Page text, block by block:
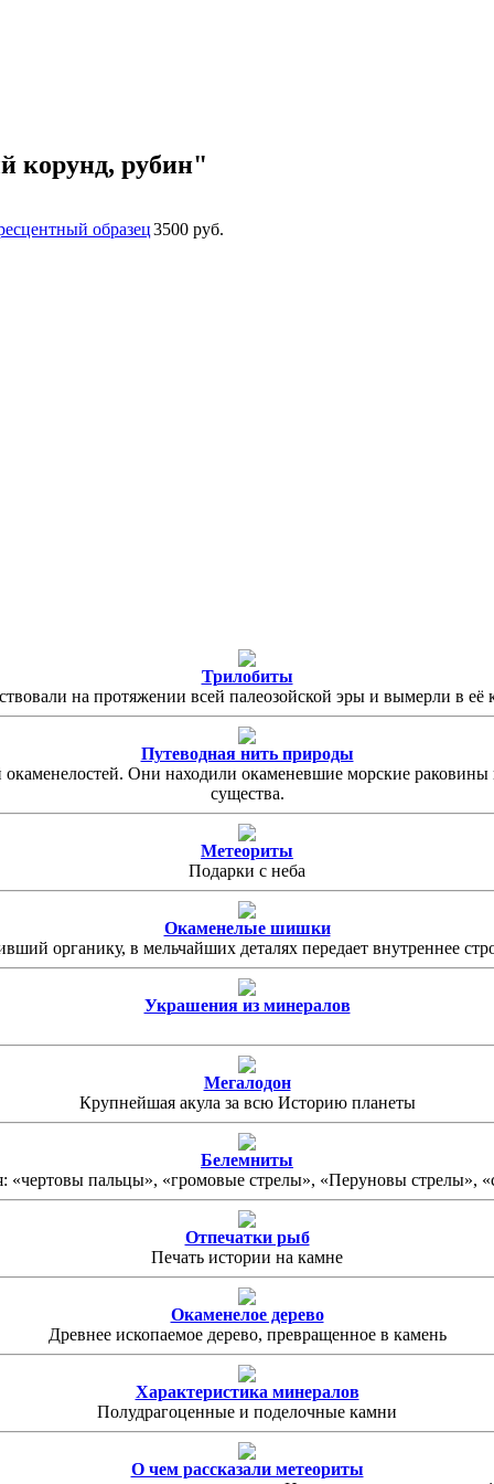
корунд, рубин"
образец3500 руб.
Трилобиты
на протяжении всей палеозойской эры и вымерли в её
Путеводная нить природы
Они находили окаменевшие морские
существа.
Метеориты
Подарки с неба
Окаменелые шишки
органику, в мельчайших деталях передает внутреннее
Украшения из минералов
Мегалодон
Крупнейшая акула за всю Историю планеты
Белемниты
«чертовы пальцы», «громовые стрелы», «Перуновы стрелы»,
Отпечатки рыб
Печать истории на камне
Окаменелое дерево
Древнее ископаемое дерево, превращенное в камень
Характеристика минералов
Полудрагоценные и поделочные камни
О чем рассказали метеориты